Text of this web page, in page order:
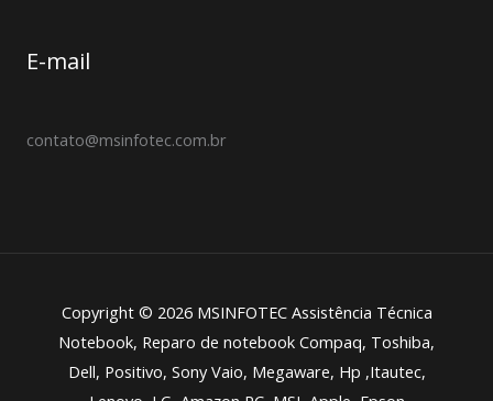
E-mail
contato@msinfotec.com.br
Copyright © 2026 MSINFOTEC Assistência Técnica
Notebook, Reparo de notebook Compaq, Toshiba,
Dell, Positivo, Sony Vaio, Megaware, Hp ,Itautec,